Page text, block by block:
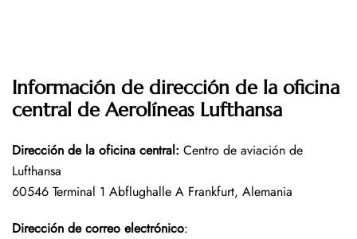
Información de dirección de la oficina
central de Aerolíneas Lufthansa
Dirección de la oficina central: Centro de aviación de
Lufthansa
60546 Terminal 1 Abflughalle A Frankfurt, Alemania
Dirección de correo electrónico: